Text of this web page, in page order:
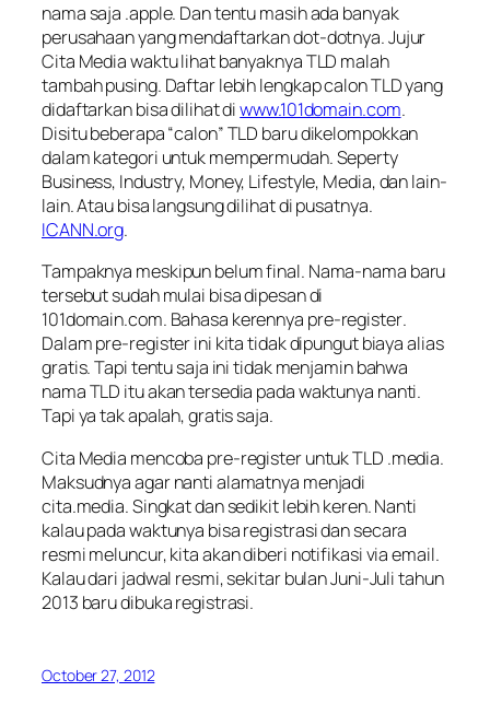
nama saja .apple. Dan tentu masih ada banyak
perusahaan yang mendaftarkan dot-dotnya. Jujur
Cita Media waktu lihat banyaknya TLD malah
tambah pusing. Daftar lebih lengkap calon TLD yang
didaftarkan bisa dilihat diwww.101domain.com.
Disitu beberapa “calon” TLD baru dikelompokkan
dalam kategori untuk mempermudah. Seperty
Business, Industry, Money, Lifestyle, Media, dan lain-
lain. Atau bisa langsung dilihat di pusatnya.
ICANN.org.
Tampaknya meskipun belum final. Nama-nama baru
tersebut sudah mulai bisa dipesan di
101domain.com. Bahasa kerennya pre-register.
Dalam pre-register ini kita tidak dipungut biaya alias
gratis. Tapi tentu saja ini tidak menjamin bahwa
nama TLD itu akan tersedia pada waktunya nanti.
Tapi ya tak apalah, gratis saja.
Cita Media mencoba pre-register untuk TLD .media.
Maksudnya agar nanti alamatnya menjadi
cita.media. Singkat dan sedikit lebih keren. Nanti
kalau pada waktunya bisa registrasi dan secara
resmi meluncur, kita akan diberi notifikasi via email.
Kalau dari jadwal resmi, sekitar bulan Juni-Juli tahun
2013 baru dibuka registrasi.
October 27, 2012